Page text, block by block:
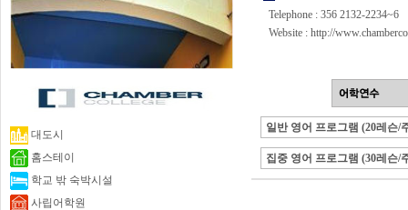
대도시
홈스테이
학교 밖 숙박시설
사립어학원
Telephone : 356 2132-2234~6
Website : http://
일반 영어 프로그램 (20레슨/
집중 영어 프로그램 (30레슨/